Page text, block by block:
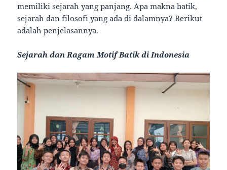
memiliki sejarah yang panjang. Apa makna batik,
sejarah dan filosofi yang ada di dalamnya? Berikut
adalah penjelasannya.
Sejarah dan Ragam Motif Batik di Indonesia